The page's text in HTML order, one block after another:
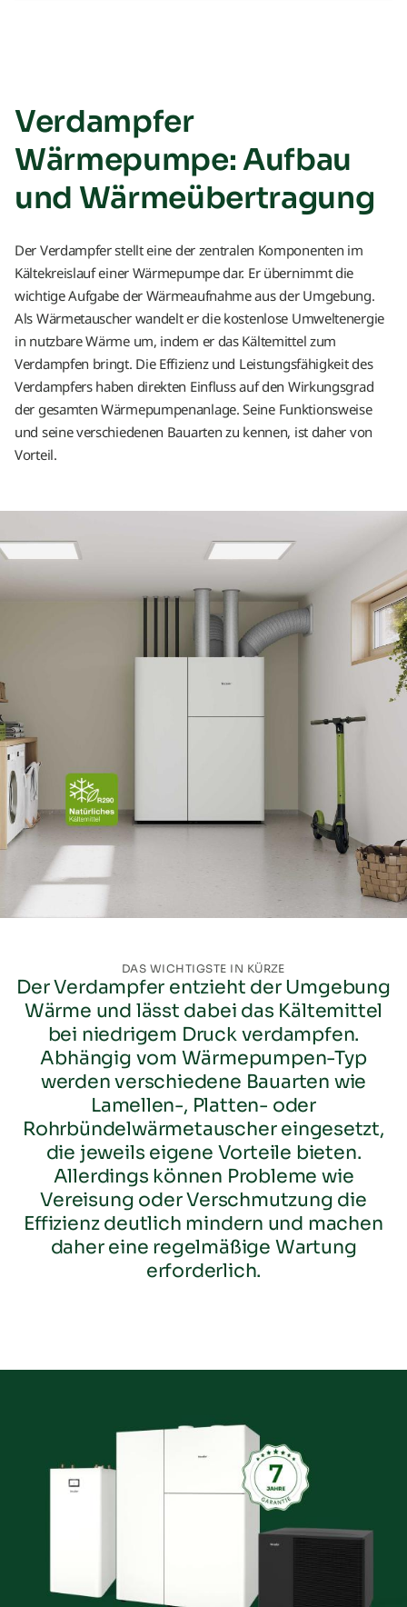
Wärmepumpen-Lexikon
Grundlagen & Technologie
Planung & Technik
Verdampfer
Wärmepumpe: Aufbau
und Wärmeübertragung
Der Verdampfer stellt eine der zentralen Komponenten im
Kältekreislauf einer Wärmepumpe dar. Er übernimmt die
wichtige Aufgabe der Wärmeaufnahme aus der Umgebung.
Als Wärmetauscher wandelt er die kostenlose Umweltenergie
in nutzbare Wärme um, indem er das Kältemittel zum
Verdampfen bringt. Die Effizienz und Leistungsfähigkeit des
Verdampfers haben direkten Einfluss auf den Wirkungsgrad
der gesamten Wärmepumpenanlage. Seine Funktionsweise
und seine verschiedenen Bauarten zu kennen, ist daher von
Vorteil.
DAS WICHTIGSTE IN KÜRZE
Der Verdampfer entzieht der Umgebung
Wärme und lässt dabei das Kältemittel
bei niedrigem Druck verdampfen.
Abhängig vom Wärmepumpen-Typ
werden verschiedene Bauarten wie
Lamellen-, Platten- oder
Rohrbündelwärmetauscher eingesetzt,
die jeweils eigene Vorteile bieten.
Allerdings können Probleme wie
Vereisung oder Verschmutzung die
Effizienz deutlich mindern und machen
daher eine regelmäßige Wartung
erforderlich.